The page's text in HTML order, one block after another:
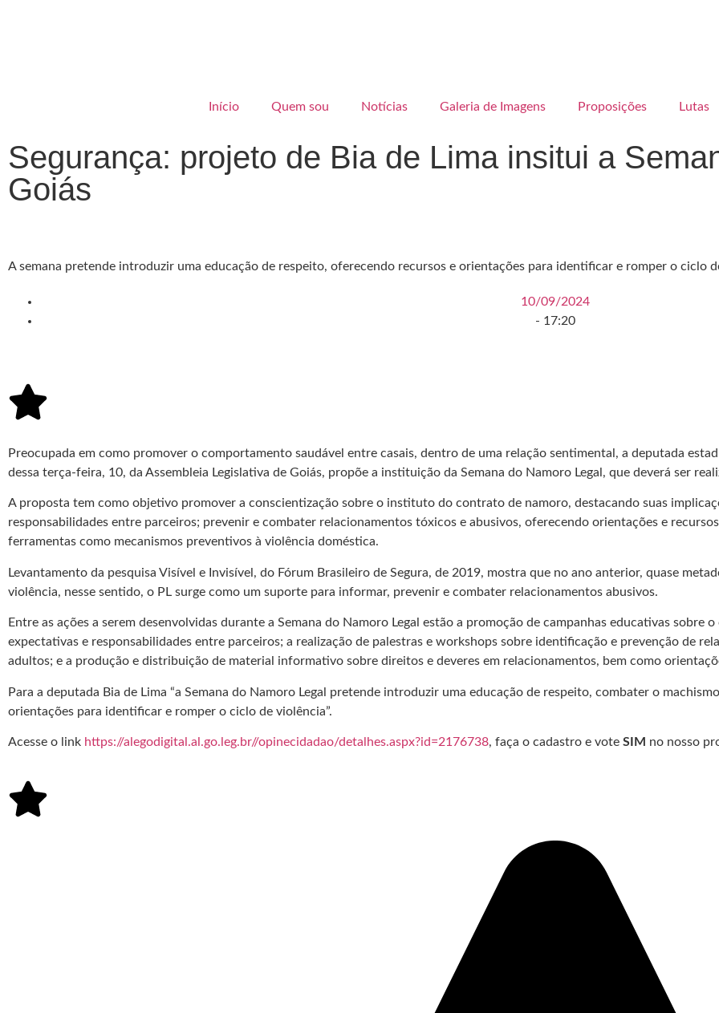
Início Quem sou Notícias Galeria de Imagens Proposições Lutas
Segurança: projeto de Bia de Lima insitui a
Goiás
A semana pretende introduzir uma educação de respeito, oferecendo recursos e orientações para identificar e romper o ciclo
10/09/2024
- 17:20
Preocupada em como promover o comportamento saudável entre casais, dentro de uma relação sentimental, a deputada
dessa terça-feira, 10, da Assembleia Legislativa de Goiás, propõe a instituição da Semana do Namoro Legal, que deverá ser
A proposta tem como objetivo promover a conscientização sobre o instituto do contrato de namoro, destacando suas
responsabilidades entre parceiros; prevenir e combater relacionamentos tóxicos e abusivos, oferecendo orientações e
ferramentas como mecanismos preventivos à violência doméstica.
Levantamento da pesquisa Visível e Invisível, do Fórum Brasileiro de Segura, de 2019, mostra que no ano anterior, quase
violência, nesse sentido, o PL surge como um suporte para informar, prevenir e combater relacionamentos abusivos.
Entre as ações a serem desenvolvidas durante a Semana do Namoro Legal estão a promoção de campanhas educativas
expectativas e responsabilidades entre parceiros; a realização de palestras e workshops sobre identificação e prevenção de
adultos; e a produção e distribuição de material informativo sobre direitos e deveres em relacionamentos, bem como
Para a deputada Bia de Lima “a Semana do Namoro Legal pretende introduzir uma educação de respeito, combater o
orientações para identificar e romper o ciclo de violência”.
Acesse o link https://alegodigital.al.go.leg.br//opinecidadao/detalhes.aspx?id=2176738, faça o cadastro e vote SIM no nosso